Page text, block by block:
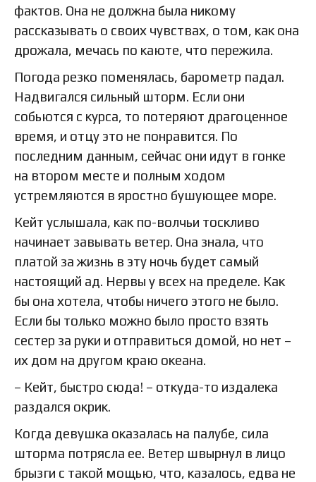
фактов. Она не должна была никому
рассказывать о своих чувствах, о том, как она
дрожала, мечась по каюте, что пережила.
Погода резко поменялась, барометр падал.
Надвигался сильный шторм. Если они
собьются с курса, то потеряют драгоценное
время, и отцу это не понравится. По
последним данным, сейчас они идут в гонке
на втором месте и полным ходом
устремляются в яростно бушующее море.
Кейт услышала, как по-волчьи тоскливо
начинает завывать ветер. Она знала, что
платой за жизнь в эту ночь будет самый
настоящий ад. Нервы у всех на пределе. Как
бы она хотела, чтобы ничего этого не было.
Если бы только можно было просто взять
сестер за руки и отправиться домой, но нет –
их дом на другом краю океана.
– Кейт, быстро сюда! – откуда-то издалека
раздался окрик.
Когда девушка оказалась на палубе, сила
шторма потрясла ее. Ветер швырнул в лицо
брызги с такой мощью, что, казалось, едва не